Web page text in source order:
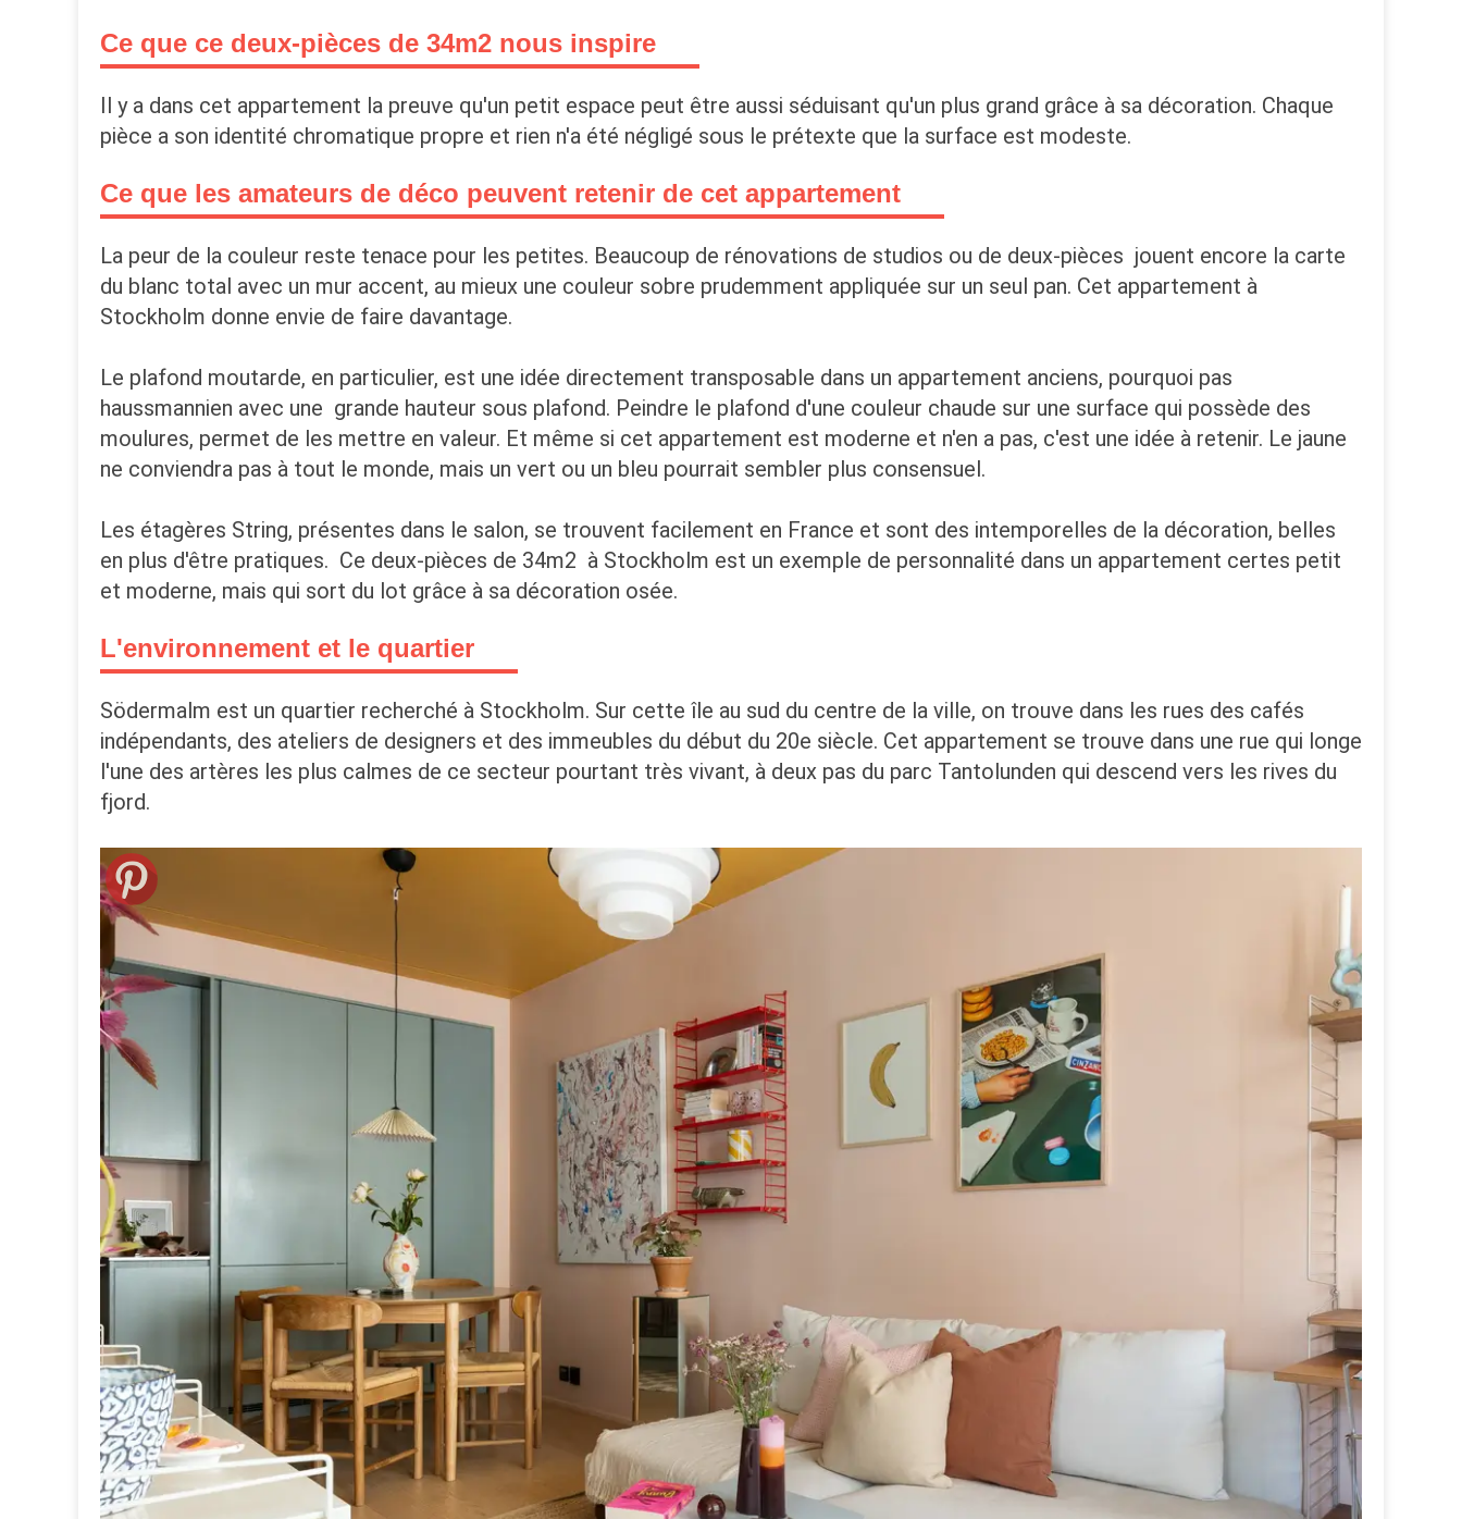
Ce que ce deux-pièces de 34m2 nous inspire
Il y a dans cet appartement la preuve qu'un petit espace peut être aussi séduisant qu'un plus grand grâce à sa décoration. Chaque
pièce a son identité chromatique propre et rien n'a été négligé sous le prétexte que la surface est modeste.
Ce que les amateurs de déco peuvent retenir de cet appartement
La peur de la couleur reste tenace pour les petites. Beaucoup de rénovations de studios ou de deux-pièces jouent encore la carte
du blanc total avec un mur accent, au mieux une couleur sobre prudemment appliquée sur un seul pan. Cet appartement à
Stockholm donne envie de faire davantage.
Le plafond moutarde, en particulier, est une idée directement transposable dans un appartement anciens, pourquoi pas
haussmannien avec une grande hauteur sous plafond. Peindre le plafond d'une couleur chaude sur une surface qui possède des
moulures, permet de les mettre en valeur. Et même si cet appartement est moderne et n'en a pas, c'est une idée à retenir. Le jaune
ne conviendra pas à tout le monde, mais un vert ou un bleu pourrait sembler plus consensuel.
Les étagères String, présentes dans le salon, se trouvent facilement en France et sont des intemporelles de la décoration, belles
en plus d'être pratiques. Ce deux-pièces de 34m2 à Stockholm est un exemple de personnalité dans un appartement certes petit
et moderne, mais qui sort du lot grâce à sa décoration osée.
L'environnement et le quartier
Södermalm est un quartier recherché à Stockholm. Sur cette île au sud du centre de la ville, on trouve dans les rues des cafés
indépendants, des ateliers de designers et des immeubles du début du 20e siècle. Cet appartement se trouve dans une rue qui longe
l'une des artères les plus calmes de ce secteur pourtant très vivant, à deux pas du parc Tantolunden qui descend vers les rives du
fjord.